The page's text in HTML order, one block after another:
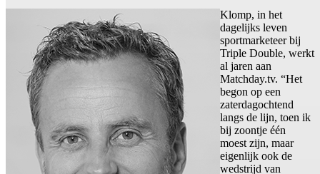
Klomp, in het
dagelijks leven
sportmarketeer bij
Triple Double, werkt
al jaren aan
Matchday.tv. “Het
begon op een
zaterdagochtend
langs de lijn, toen ik
bij zoontje één
moest zijn, maar
eigenlijk ook de
wedstrijd van